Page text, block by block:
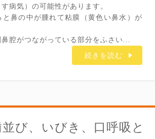
病気）の可能性があります。
と鼻の中が腫れて粘膜（黄色い鼻水）が
腔がつながっている部分をふさい...
続きを読む
び、いびき、口呼吸と